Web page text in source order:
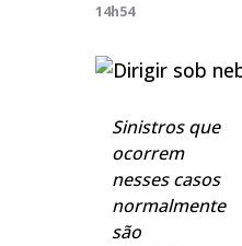
14h54
Sinistros que
ocorrem
nesses casos
normalmente
são